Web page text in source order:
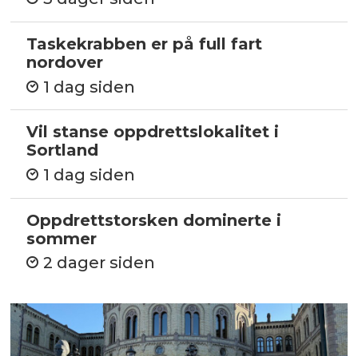
Taskekrabben er på full fart
nordover
1 dag siden
Vil stanse oppdrettslokalitet i
Sortland
1 dag siden
Oppdrettstorsken dominerte i
sommer
2 dager siden